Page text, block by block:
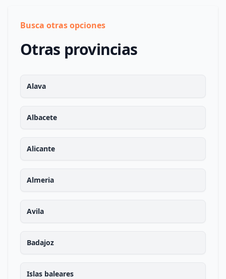
Busca otras opciones
Otras provincias
Alava
Albacete
Alicante
Almeria
Avila
Badajoz
Islas baleares